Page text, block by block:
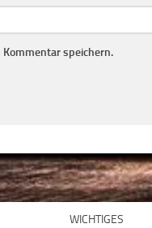
speichern.
WICHTIGES